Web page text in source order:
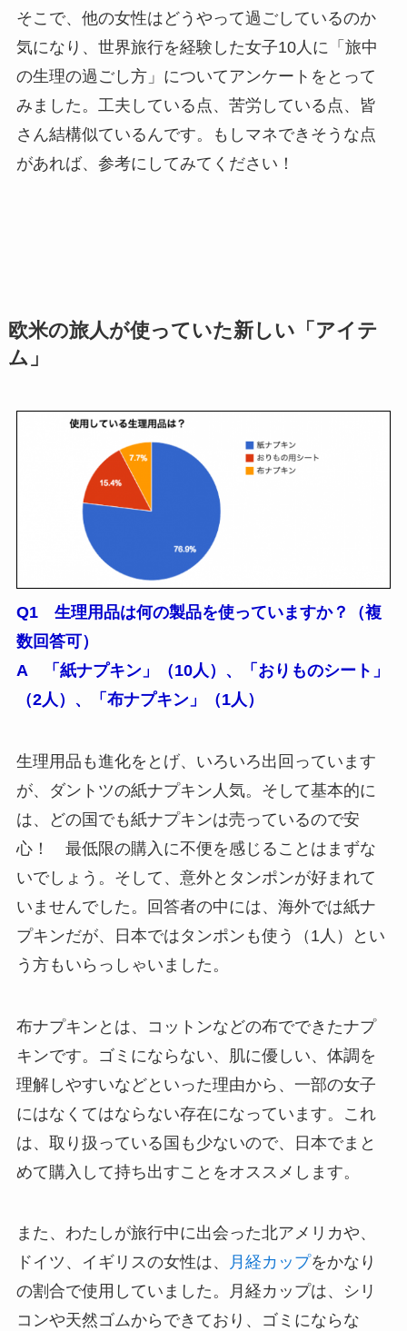
そこで、他の女性はどうやって過ごしているのか
気になり、世界旅行を経験した女子10人に「旅中
の生理の過ごし方」についてアンケートをとって
みました。工夫している点、苦労している点、皆
さん結構似ているんです。もしマネできそうな点
があれば、参考にしてみてください！
欧米の旅人が使っていた新しい「アイテ
ム」
Q1 生理用品は何の製品を使っていますか？（複
数回答可）
A 「紙ナプキン」（10人）、「おりものシート」
（2人）、「布ナプキン」（1人）
生理用品も進化をとげ、いろいろ出回っています
が、ダントツの紙ナプキン人気。そして基本的に
は、どの国でも紙ナプキンは売っているので安
心！ 最低限の購入に不便を感じることはまずな
いでしょう。そして、意外とタンポンが好まれて
いませんでした。回答者の中には、海外では紙ナ
プキンだが、日本ではタンポンも使う（1人）とい
う方もいらっしゃいました。
布ナプキンとは、コットンなどの布でできたナプ
キンです。ゴミにならない、肌に優しい、体調を
理解しやすいなどといった理由から、一部の女子
にはなくてはならない存在になっています。これ
は、 取り扱っている国も少ないので、
日本でまと
めて購入して持ち出すことをオススメします。
また、わたしが旅行中に出会った北アメリカや、
ドイツ、イギリスの女性は、
月経カップをかなり
の割合で使用していました。月経カップは、シリ
コンや天然ゴムからできており、ゴミにならな